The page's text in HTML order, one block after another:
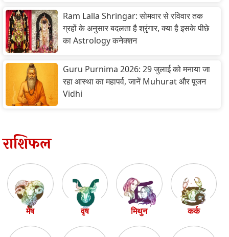
Ram Lalla Shringar: सोमवार से रविवार तक
ग्रहों के अनुसार बदलता है श्रृंगार, क्या है इसके पीछे
का Astrology कनेक्शन
Guru Purnima 2026: 29 जुलाई को मनाया जा
रहा आस्था का महापर्व, जानें Muhurat और पूजन
Vidhi
राशिफल
मेष वृष मिथुन कर्क